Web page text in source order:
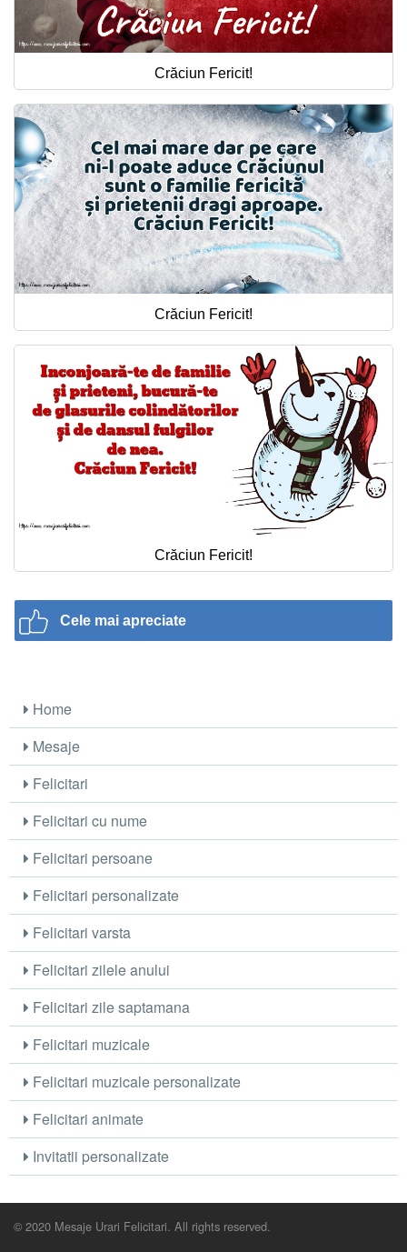
Crăciun Fericit!
Crăciun Fericit!
Crăciun Fericit!
Cele mai apreciate
Home
Mesaje
Felicitari
Felicitari cu nume
Felicitari persoane
Felicitari personalizate
Felicitari varsta
Felicitari zilele anului
Felicitari zile saptamana
Felicitari muzicale
Felicitari muzicale personalizate
Felicitari animate
Invitatii personalizate
© 2020 Mesaje Urari Felicitari. All rights reserved.